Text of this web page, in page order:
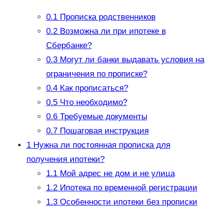
0.1Прописка родственников
0.2Возможна ли при ипотеке в
Сбербанке?
0.3Могут ли банки выдавать условия на
ограничения по прописке?
0.4Как прописаться?
0.5Что необходимо?
0.6Требуемые документы
0.7Пошаговая инструкция
1Нужна ли постоянная прописка для
получения ипотеки?
1.1Мой адрес не дом и не улица
1.2Ипотека по временной регистрации
1.3Особенности ипотеки без прописки